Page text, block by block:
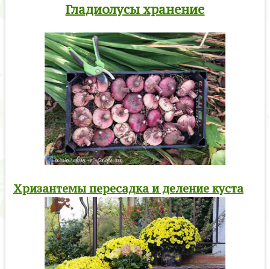
Гладиолусы хранение
Хризантемы пересадка и деление куста